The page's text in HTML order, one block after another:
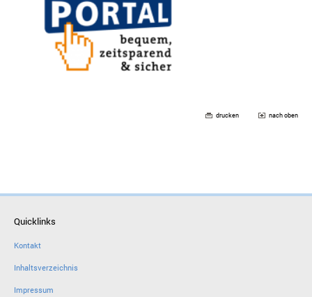
drucken nach oben
Quicklinks
Kontakt
Inhaltsverzeichnis
Impressum